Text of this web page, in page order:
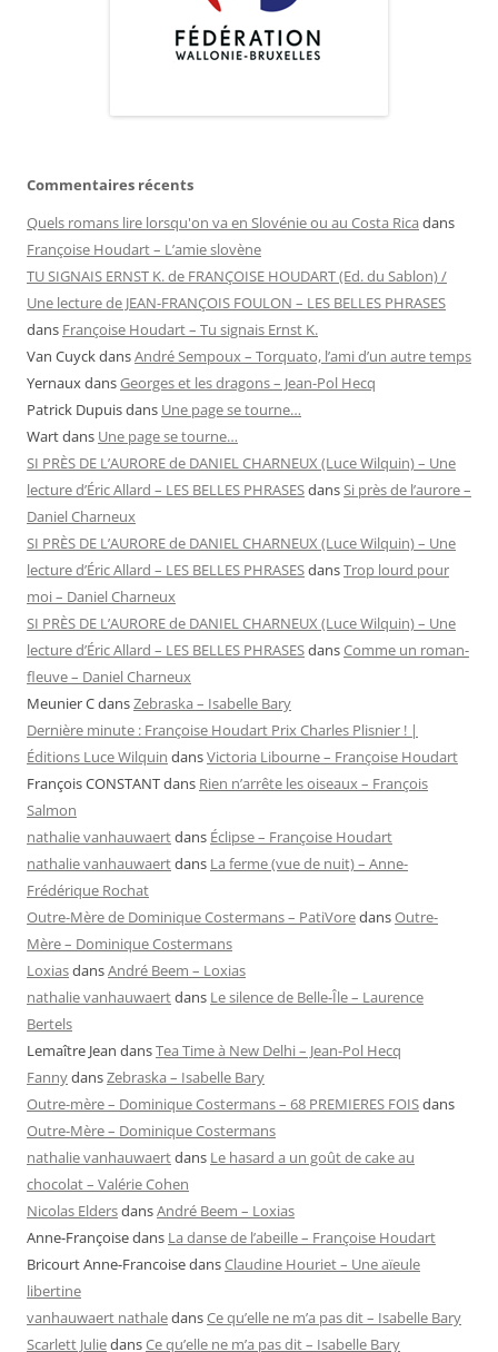
Commentaires récents
Quels romans lire lorsqu'on va en Slovénie ou au Costa Rica dans
Françoise Houdart – L’amie slovène
TU SIGNAIS ERNST K. de FRANÇOISE HOUDART (Ed. du Sablon) /
Une lecture de JEAN-FRANÇOIS FOULON – LES BELLES PHRASES
dans Françoise Houdart – Tu signais Ernst K.
Van CuyckdansAndré Sempoux – Torquato, l’ami d’un autre temps
YernauxdansGeorges et les dragons – Jean-Pol Hecq
Patrick Dupuisdans Une page se tourne…
Wartdans Une page se tourne…
SI PRÈS DE L’AURORE de DANIEL CHARNEUX (Luce Wilquin) – Une
lecture d’Éric Allard – LES BELLES PHRASESdansSi près de l’aurore –
Daniel Charneux
SI PRÈS DE L’AURORE de DANIEL CHARNEUX (Luce Wilquin) – Une
lecture d’Éric Allard – LES BELLES PHRASESdansTrop lourd pour
moi – Daniel Charneux
SI PRÈS DE L’AURORE de DANIEL CHARNEUX (Luce Wilquin) – Une
lecture d’Éric Allard – LES BELLES PHRASESdansComme un roman-
fleuve – Daniel Charneux
Meunier CdansZebraska – Isabelle Bary
Dernière minute : Françoise Houdart Prix Charles Plisnier ! |
Éditions Luce Wilquin dansVictoria Libourne – Françoise Houdart
François CONSTANTdans Rien n’arrête les oiseaux – François
Salmon
nathalie vanhauwaertdans Éclipse – Françoise Houdart
nathalie vanhauwaertdans La ferme (vue de nuit) – Anne-
Frédérique Rochat
Outre-Mère de Dominique Costermans – PatiVoredansOutre-
Mère – Dominique Costermans
LoxiasdansAndré Beem – Loxias
nathalie vanhauwaertdans Le silence de Belle-Île – Laurence
Bertels
Lemaître Jean dansTea Time à New Delhi – Jean-Pol Hecq
FannydansZebraska – Isabelle Bary
Outre-mère – Dominique Costermans – 68 PREMIERES FOISdans
Outre-Mère – Dominique Costermans
nathalie vanhauwaertdans Le hasard a un goût de cake au
chocolat – Valérie Cohen
Nicolas EldersdansAndré Beem – Loxias
Anne-Françoisedans La danse de l’abeille – Françoise Houdart
Bricourt Anne-FrancoisedansClaudine Houriet – Une aïeule
libertine
vanhauwaert nathaledansCe qu’elle ne m’a pas dit – Isabelle Bary
Scarlett JuliedansCe qu’elle ne m’a pas dit – Isabelle Bary